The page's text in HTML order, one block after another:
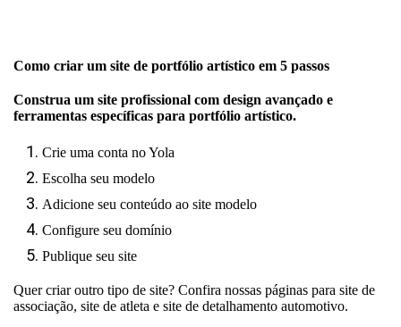
Como criar um site de portfólio artístico em 5 passos
Construa um site profissional com design avançado e
ferramentas específicas para portfólio artístico.
Crie uma conta no Yola
Escolha seu modelo
Adicione seu conteúdo ao site modelo
Configure seu domínio
Publique seu site
Quer criar outro tipo de site? Confira nossas páginas para site de
associação, site de atleta e site de detalhamento automotivo.